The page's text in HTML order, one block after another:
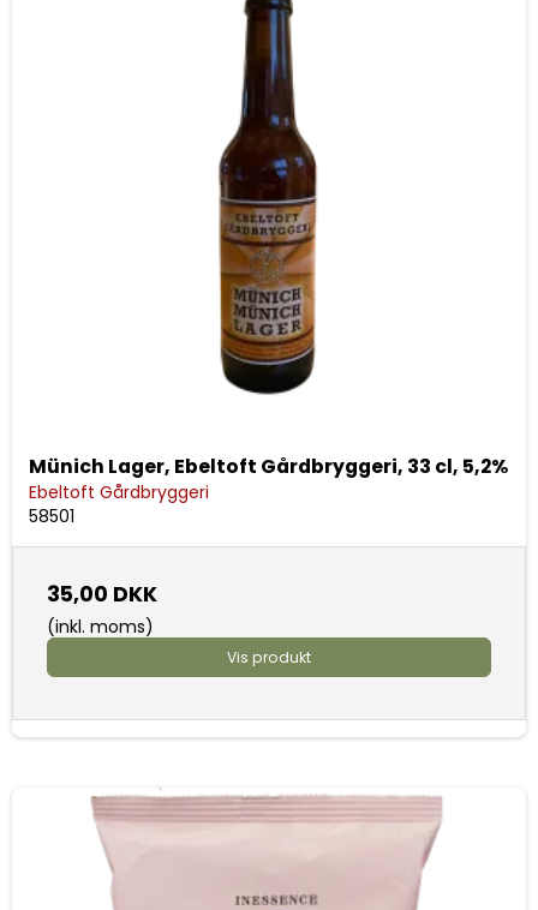
Münich Lager, Ebeltoft Gårdbryggeri, 33 cl, 5,2%
Ebeltoft Gårdbryggeri
58501
35,00 DKK
(inkl. moms)
Vis produkt